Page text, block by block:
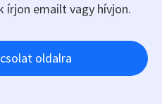
írjon emailt vagy hívjon.
oldalra